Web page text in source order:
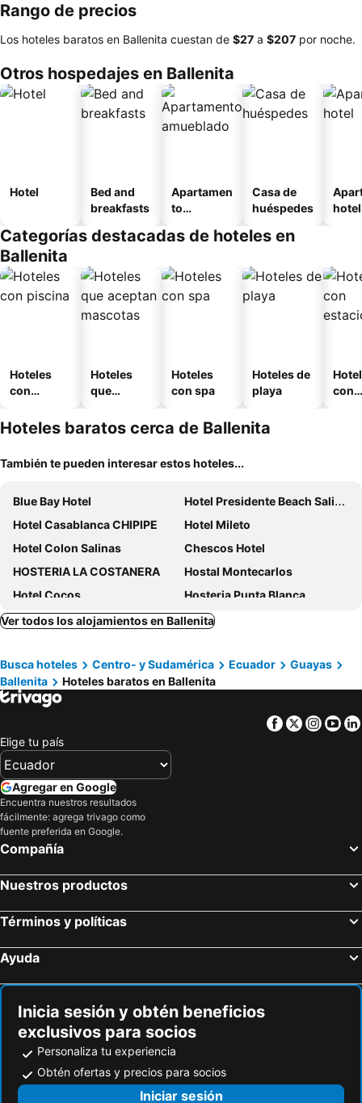
Rango de precios
Los hoteles baratos en Ballenita cuestan de ‎$27 a ‎$207 por noche.
Otros hospedajes en Ballenita
Hotel
Bed and
breakfasts
Apartamen
to
o
Casa de
huéspedes
hotel
Categorías destacadas de hoteles en
Ballenita
Hoteles
con
Hoteles
que
mascotas
Hoteles
con spa
Hoteles de
playa
con
Hoteles baratos cerca de Ballenita
También te pueden interesar estos hoteles...
Blue Bay Hotel
Hotel Presidente Beach Salinas
Hotel Casablanca CHIPIPE
Hotel Mileto
Hotel Colon Salinas
Chescos Hotel
HOSTERIA LA COSTANERA
Hostal Montecarlos
Hotel Cocos
Hosteria Punta Blanca
Hotel Marvento II
Hosteria Farallon Dillon
Hotel Ipanema Beach By Majestic
Saint Patrick's Lodge
Hotel-Suites Costa de Oro
Hotel Marvento Suites
Hotel Belamar
Yesimar Hotel
Libertad 109 Hotel
Hostal Sol Y Mar
YESIMAR HOTEL
Eddys Hostal
Valdivia
Palmeras Playa Milina
Hosteria Milina Beach
Grand Paraiso
Cesar's House Salinas
Don Mincho
Internacional
Habitación Vacacionales Camboriu-Salinas-Ecuador
Suites Mirador
Peninsula Beach
Salinas Montecarlo Malecon
Galeria's Beach
Marvento Chipipe
Ver todos los alojamientos en Ballenita
Busca hoteles Centro- y Sudamérica Ecuador
Guayas
Ballenita
Hoteles baratos en Ballenita
Facebook
Twitter
Elige tu país
Agregar en Google
Encuentra nuestros resultados
fácilmente: agrega trivago como
fuente preferida en Google.
Compañía
Nuestros productos
Términos y políticas
Ayuda
Inicia sesión y obtén beneficios
exclusivos para socios
Personaliza tu experiencia
Obtén ofertas y precios para socios
Iniciar sesión